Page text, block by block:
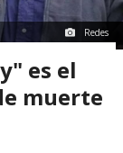
Redes
es el
muerte